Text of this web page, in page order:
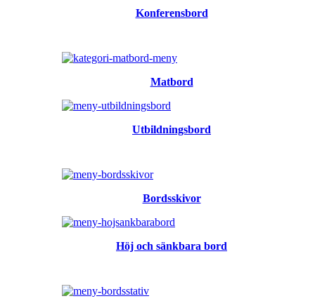
Konferensbord
Matbord
Utbildningsbord
Bordsskivor
Höj och sänkbara bord